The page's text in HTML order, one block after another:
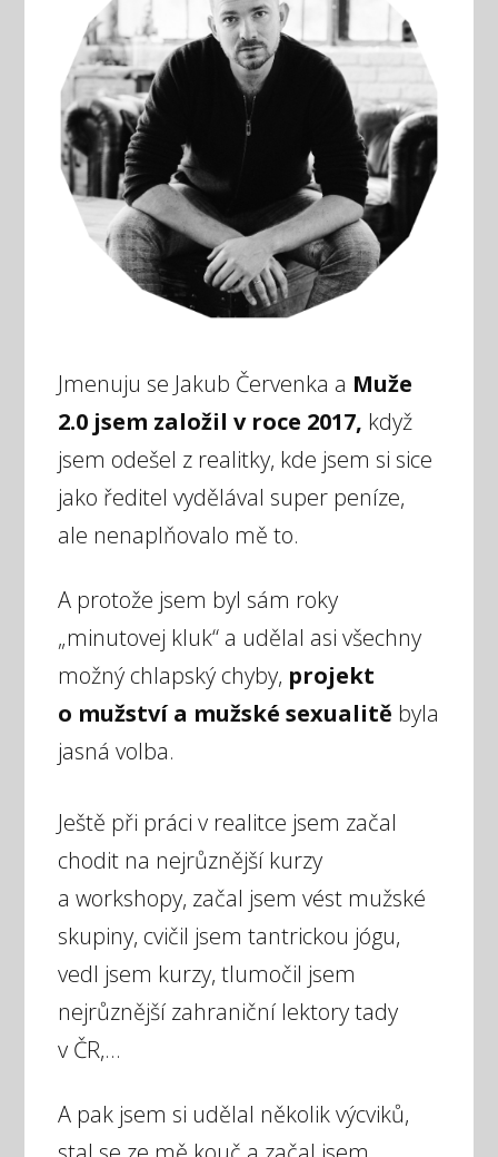
Jmenuju se Jakub Červenka a Muže
2.0 jsem založil v roce 2017, když
jsem odešel z realitky, kde jsem si sice
jako ředitel vydělával super peníze,
ale nenaplňovalo mě to.
A protože jsem byl sám roky
„minutovej kluk“ a udělal asi všechny
možný chlapský chyby, projekt
o mužství a mužské sexualitě byla
jasná volba.
Ještě při práci v realitce jsem začal
chodit na nejrůznější kurzy
a workshopy, začal jsem vést mužské
skupiny, cvičil jsem tantrickou jógu,
vedl jsem kurzy, tlumočil jsem
nejrůznější zahraniční lektory tady
v ČR,...
A pak jsem si udělal několik výcviků,